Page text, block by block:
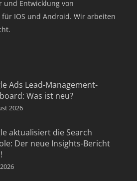
und Entwicklung von
für IOS und Android. Wir arbeiten
Ads Lead-Management-
Was ist neu?
2026
aktualisiert die Search
Der neue Insights-Bericht